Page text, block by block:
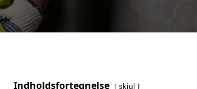
Indholdsfortegnelse skjul